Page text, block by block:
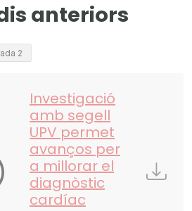
anteriors
2
Investigació
amb segell
UPV permet
avanços per
a millorar el
diagnòstic
cardíac